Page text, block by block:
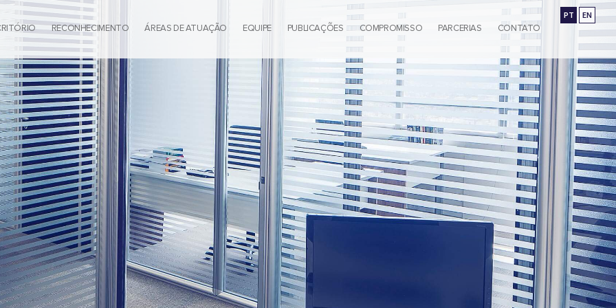
PT EN
RECONHECIMENTO ÁREAS DE ATUAÇÃO EQUIPE PUBLICAÇÕES COMPROMISSO PARCERIAS CONTATO